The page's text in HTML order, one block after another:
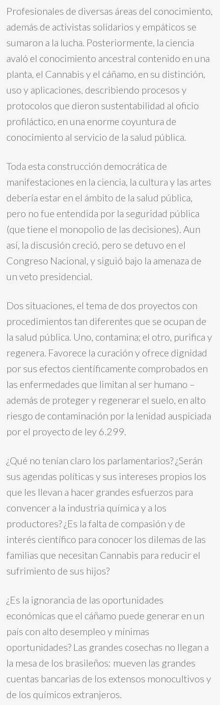
Profesionales de diversas áreas del conocimiento,
además de activistas solidarios y empáticos se
sumaron a la lucha. Posteriormente, la ciencia
avaló el conocimiento ancestral contenido en una
planta, el Cannabis y el cáñamo, en su distinción,
uso y aplicaciones, describiendo procesos y
protocolos que dieron sustentabilidad al oficio
profiláctico, en una enorme coyuntura de
conocimiento al servicio de la salud pública.
Toda esta construcción democrática de
manifestaciones en la ciencia, la cultura y las artes
debería estar en el ámbito de la salud pública,
pero no fue entendida por la seguridad pública
(que tiene el monopolio de las decisiones). Aun
así, la discusión creció, pero se detuvo en el
Congreso Nacional, y siguió bajo la amenaza de
un veto presidencial.
Dos situaciones, el tema de dos proyectos con
procedimientos tan diferentes que se ocupan de
la salud pública. Uno, contamina; el otro, purifica y
regenera. Favorece la curación y ofrece dignidad
por sus efectos científicamente comprobados en
las enfermedades que limitan al ser humano –
además de proteger y regenerar el suelo, en alto
riesgo de contaminación por la lenidad auspiciada
por el proyecto de ley 6.299.
¿Qué no tenían claro los parlamentarios? ¿Serán
sus agendas políticas y sus intereses propios los
que les llevan a hacer grandes esfuerzos para
convencer a la industria química y a los
productores? ¿Es la falta de compasión y de
interés científico para conocer los dilemas de las
familias que necesitan Cannabis para reducir el
sufrimiento de sus hijos?
¿Es la ignorancia de las oportunidades
económicas que el cáñamo puede generar en un
país con alto desempleo y mínimas
oportunidades? Las grandes cosechas no llegan a
la mesa de los brasileños: mueven las grandes
cuentas bancarias de los extensos monocultivos y
de los químicos extranjeros.